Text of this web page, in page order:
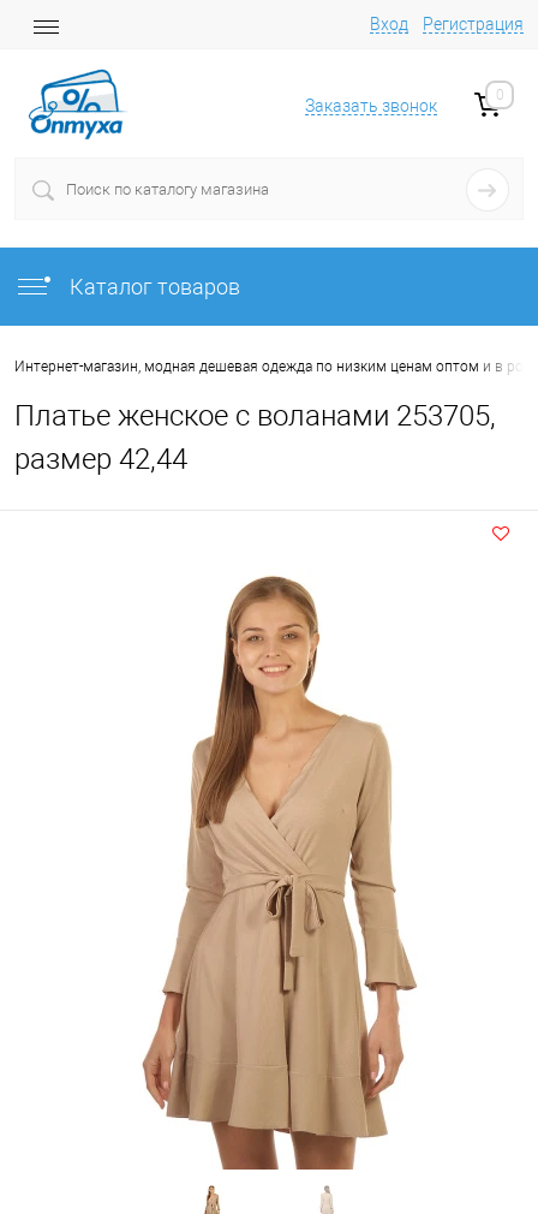
Вход Регистрация
Заказать звонок
0
Каталог товаров
Интернет-магазин, модная дешевая одежда по низким ценам оптом и в
Платье женское с воланами 253705,
размер 42,44